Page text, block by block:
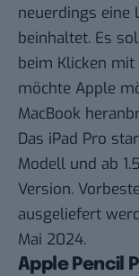
neuerdings eine
beinhaltet. Es
beim Klicken mit
möchte Apple
MacBook
Das iPad Pro
Modell und ab
Version.
ausgeliefert
Mai 2024.
Apple Pencil